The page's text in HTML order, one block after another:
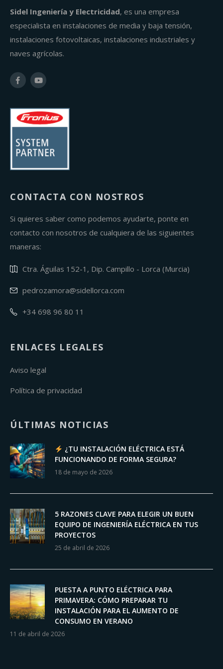
Sidel Ingeniería y Electricidad, es una empresa
especialista en instalaciones de media y baja tensión,
instalaciones fotovoltaicas, instalaciones industriales y
naves agrícolas.
CONTACTA CON NOSTROS
Si quieres saber como podemos ayudarte, ponte en
contacto con nosotros de cualquiera de las siguientes
maneras:
Ctra. Águilas 152-1, Dip. Campillo - Lorca (Murcia)
pedrozamora@sidellorca.com
+34 698 96 80 11
ENLACES LEGALES
Aviso legal
Política de privacidad
ÚLTIMAS NOTICIAS
¿TU INSTALACIÓN ELÉCTRICA ESTÁ
FUNCIONANDO DE FORMA SEGURA?
18 de mayo de 2026
5 RAZONES CLAVE PARA ELEGIR UN BUEN
EQUIPO DE INGENIERÍA ELÉCTRICA EN TUS
PROYECTOS
25 de abril de 2026
PUESTA A PUNTO ELÉCTRICA PARA
PRIMAVERA: CÓMO PREPARAR TU
INSTALACIÓN PARA EL AUMENTO DE
CONSUMO EN VERANO
11 de abril de 2026